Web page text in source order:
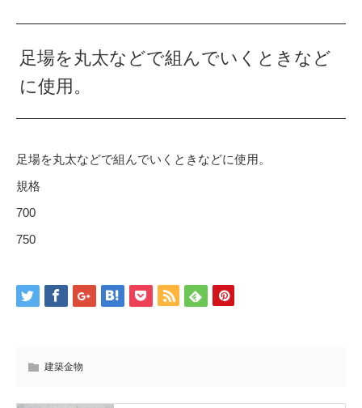
足場を丸太などで組んでいくときなど
に使用。
足場を丸太などで組んでいくときなどに使用。
規格
700
750
建築金物